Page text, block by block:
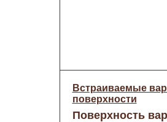
Встраиваемые
поверхности
Поверхность